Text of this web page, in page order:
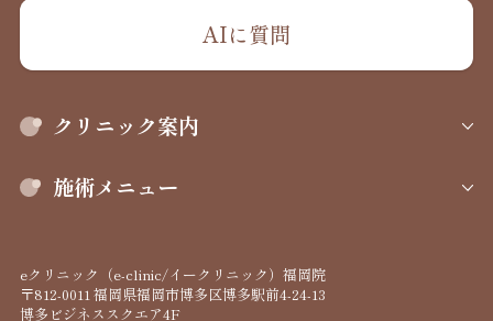
AIに質問
クリニック案内
施術メニュー
eクリニック（e-clinic/イークリニック）福岡院
〒812-0011 福岡県福岡市博多区博多駅前4-24-13
博多ビジネススクエア4F